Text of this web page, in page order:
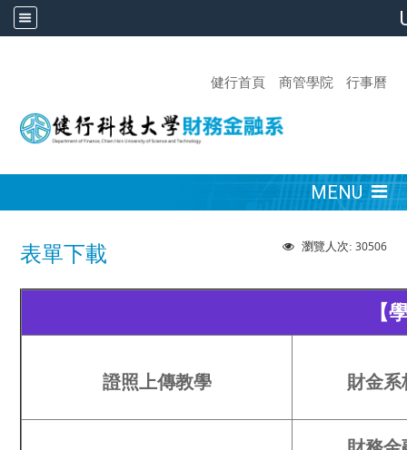
健行首頁
商管學院 行事曆
MENU
瀏覽人次: 30506
表單下載
【
證照上傳教學 財金系